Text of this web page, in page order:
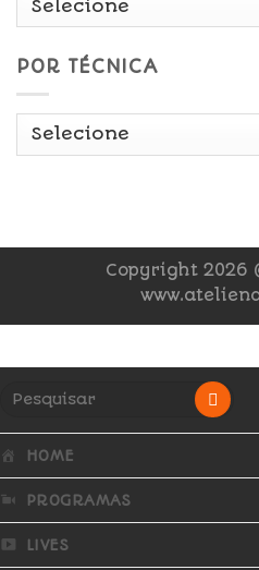
POR TÉCNICA
Copyright 2026
HOME
PROGRAMAS
LIVES